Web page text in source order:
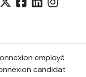
employé
candidat